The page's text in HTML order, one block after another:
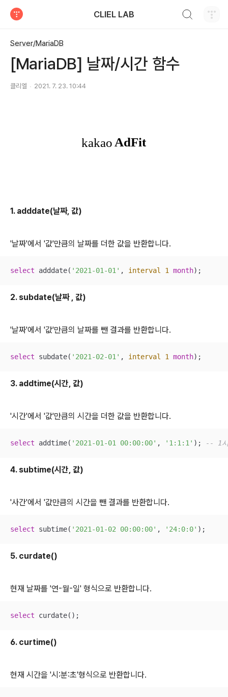
CLIEL LAB
Server/MariaDB
[MariaDB] 날짜/시간 함수
클리엘 2021. 7. 23. 10:44
1. adddate(날짜, 값)
'날짜'에서 '값'만큼의 날짜를 더한 값을 반환합니다.
select adddate( '2021-01-01' , interval 1 month);
2. subdate(날짜 , 값)
'날짜'에서 '값'만큼의 날짜를 뺀 결과를 반환합니다.
select subdate( '2021-02-01' , interval 1 month);
3. addtime(시간, 값)
'시간'에서 '값'만큼의 시간을 더한 값을 반환합니다.
select addtime( '2021-01-01 00:00:00' , '1:1:1' ); -- 1
4. subtime(시간, 값)
'사간'에서 '값만큼의 시간을 뺀 결과를 반환합니다.
select subtime( '2021-01-02 00:00:00' , '24:0:0' );
5. curdate()
현재 날짜를 '연-월-일' 형식으로 반환합니다.
select curdate();
6. curtime()
현재 시간을 '시:분:초'형식으로 반환합니다.